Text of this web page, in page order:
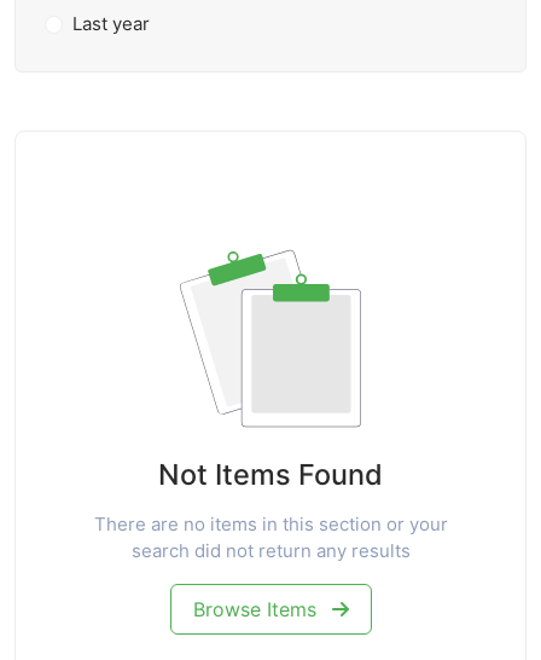
Last year
Not Items Found
There are no items in this section or your
search did not return any results
Browse Items